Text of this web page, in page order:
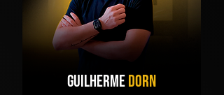
gUILHERMEDORN